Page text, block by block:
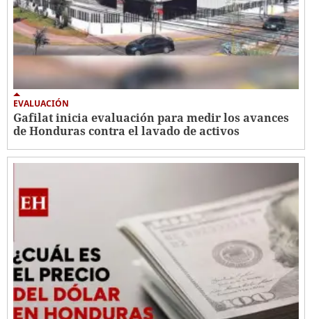
EVALUACIÓN
Gafilat inicia evaluación para medir los avances
de Honduras contra el lavado de activos